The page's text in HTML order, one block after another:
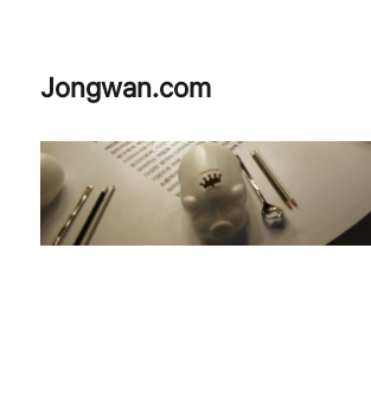
Jongwan.com